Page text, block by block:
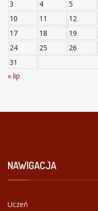
3
4 5
10
11 12
17
18 19
24
25 26
31
« lip
NAWIGACJA
Uczeń